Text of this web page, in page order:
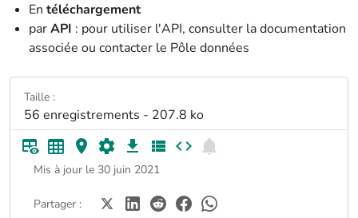
En téléchargement
parAPI : pour utiliser l'API, consulter la documentation
associée ou contacter le Pôle données
Taille :
56 enregistrements - 207.8 ko
Mis à jour le 30 juin 2021
Partager :